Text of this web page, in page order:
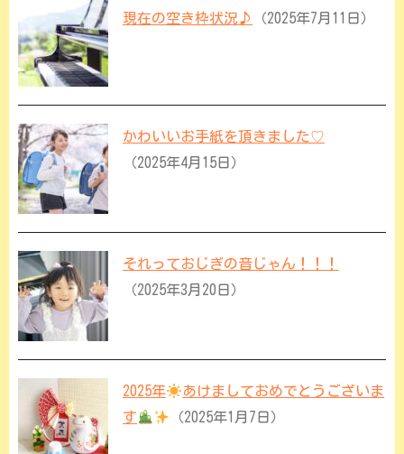
現在の空き枠状況♪ （2025年7月11日）
かわいいお手紙を頂きました♡
（2025年4月15日）
それっておじぎの音じゃん！！！
（2025年3月20日）
2025年
あけましておめでとうございま
す
（2025年1月7日）